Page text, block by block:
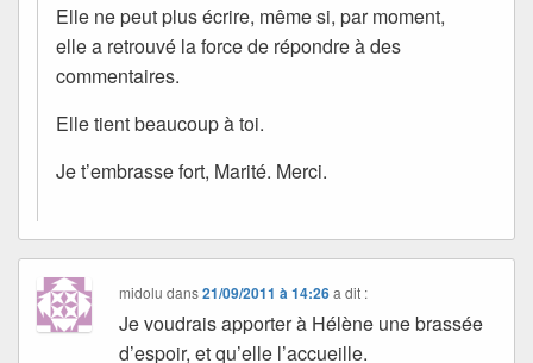
Elle ne peut plus écrire, même si, par moment,
elle a retrouvé la force de répondre à des
commentaires.
Elle tient beaucoup à toi.
Je t’embrasse fort, Marité. Merci.
midolu dans21/09/2011 à 14:26 a dit :
Je voudrais apporter à Hélène une brassée
d’espoir, et qu’elle l’accueille.